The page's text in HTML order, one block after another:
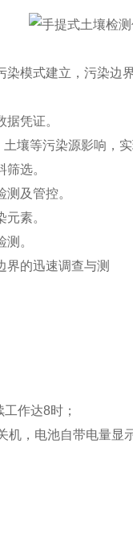
模式建立，污染边
凭证。
壤等污染源影响，
选。
及管控。
素。
。
界的迅速调查与测
作达8时；
机，电池自带电量显